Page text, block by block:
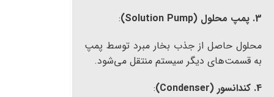
3. پمپ محلول (Solution Pump)
:
محلول حاصل از جذب بخار مبرد توسط پمپ
به قسمت‌های دیگر سیستم منتقل می‌شود.
4. کندانسور (Condenser)
: